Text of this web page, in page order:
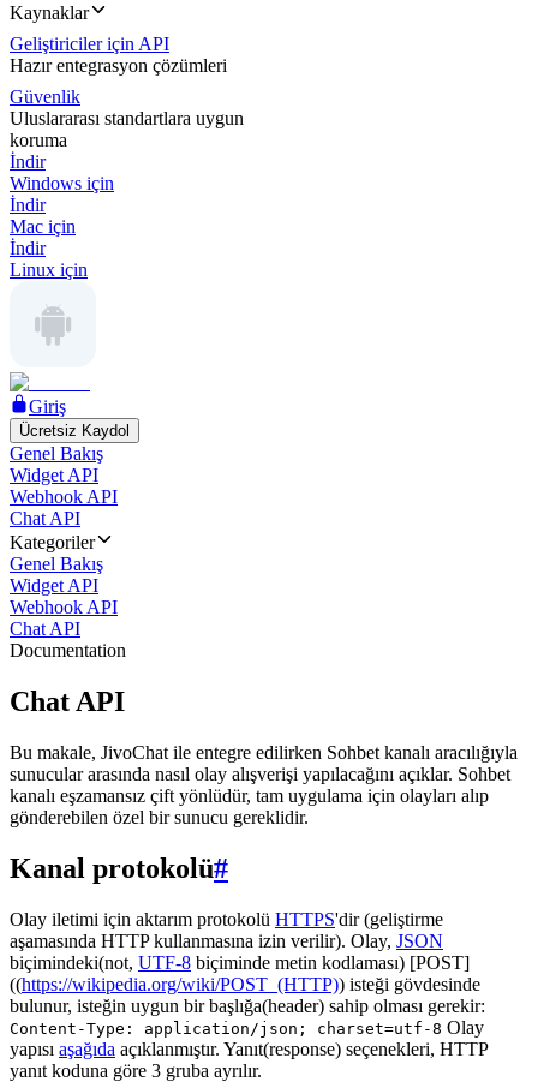
Kaynaklar
Geliştiriciler için API
Hazır entegrasyon çözümleri
Güvenlik
Uluslararası standartlara uygun
koruma
İndir
Windows için
İndir
Mac için
İndir
Linux için
Giriş
Ücretsiz Kaydol
Genel Bakış
Widget API
Webhook API
Chat API
Kategoriler
Genel Bakış
Widget API
Webhook API
Chat API
Documentation
Chat API
Bu makale, JivoChat ile entegre edilirken Sohbet kanalı aracılığıyla
sunucular arasında nasıl olay alışverişi yapılacağını açıklar. Sohbet
kanalı eşzamansız çift yönlüdür, tam uygulama için olayları alıp
gönderebilen özel bir sunucu gereklidir.
Kanal protokolü#
Olay iletimi için aktarım protokolü HTTPS'dir (geliştirme
aşamasında HTTP kullanmasına izin verilir). Olay, JSON
biçimindeki(not, UTF-8 biçiminde metin kodlaması) [POST]
((https://wikipedia.org/wiki/POST_(HTTP)) isteği gövdesinde
bulunur, isteğin uygun bir başlığa(header) sahip olması gerekir:
Content-Type: application/json; charset=utf-8 Olay
yapısı aşağıda açıklanmıştır. Yanıt(response) seçenekleri, HTTP
yanıt koduna göre 3 gruba ayrılır.